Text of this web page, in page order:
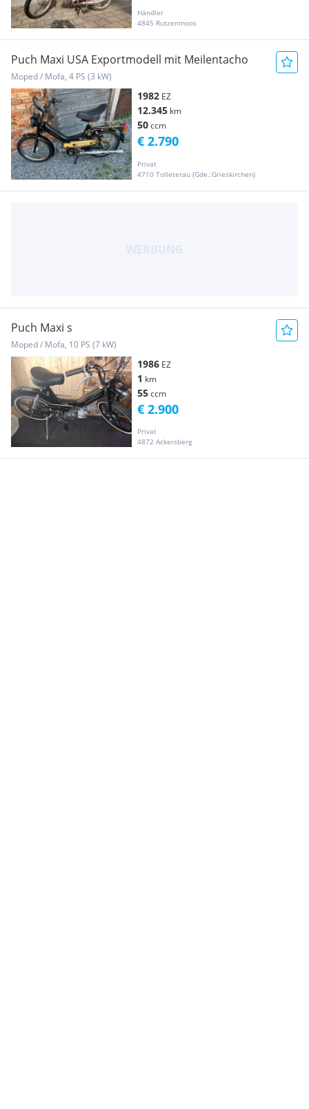
Händler
4845 Rutzenmoos
Puch Maxi USA Exportmodell mit Meilentacho
Moped / Mofa, 4 PS (3 kW)
1982 EZ
12.345 km
50ccm
Privat
4710 Tolleterau (Gde.:Grieskirchen)
€ 2.790
Puch Maxi s
Moped / Mofa, 10 PS (7 kW)
1986 EZ
1 km
55ccm
Privat
4872 Ackersberg
€ 2.900